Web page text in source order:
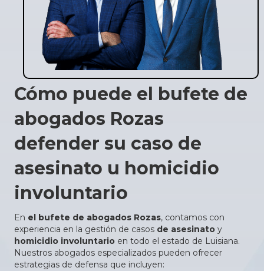
Cómo puede el bufete de
abogados Rozas
defender su caso de
asesinato u homicidio
involuntario
En el bufete de abogados Rozas, contamos con
experiencia en la gestión de casos de asesinato y
homicidio involuntario en todo el estado de Luisiana.
Nuestros abogados especializados pueden ofrecer
estrategias de defensa que incluyen: